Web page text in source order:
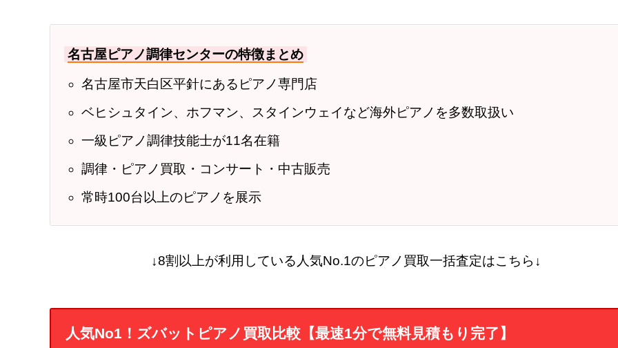
名古屋ピアノ調律センターの特徴まとめ
名古屋市天白区平針にあるピアノ専門店
ベヒシュタイン、ホフマン、スタインウェイなど海外ピアノを多数取扱い
一級ピアノ調律技能士が11名在籍
調律・ピアノ買取・コンサート・中古販売
常時100台以上のピアノを展示
↓8割以上が利用している人気No.1のピアノ買取一括査定はこちら↓
人気No1！ズバットピアノ買取比較【最速1分で無料見積もり完了】